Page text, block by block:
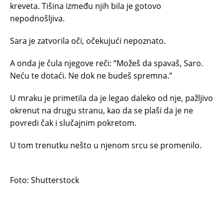
kreveta. Tišina između njih bila je gotovo
nepodnošljiva.
Sara je zatvorila oči, očekujući nepoznato.
A onda je čula njegove reči: “Možeš da spavaš, Saro.
Neću te dotaći. Ne dok ne budeš spremna.”
U mraku je primetila da je legao daleko od nje, pažljivo
okrenut na drugu stranu, kao da se plaši da je ne
povredi čak i slučajnim pokretom.
U tom trenutku nešto u njenom srcu se promenilo.
Foto: Shutterstock